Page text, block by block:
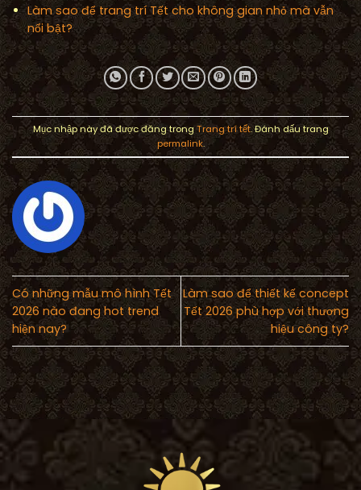
Làm sao để trang trí Tết cho không gian nhỏ mà vẫn
nổi bật?
Mục nhập này đã được đăng trong Trang trí tết. Đánh dấu trang
permalink.
Có những mẫu mô hình Tết
2026 nào đang hot trend
hiện nay?
Làm sao để thiết kế concept
Tết 2026 phù hợp với thương
hiệu công ty?